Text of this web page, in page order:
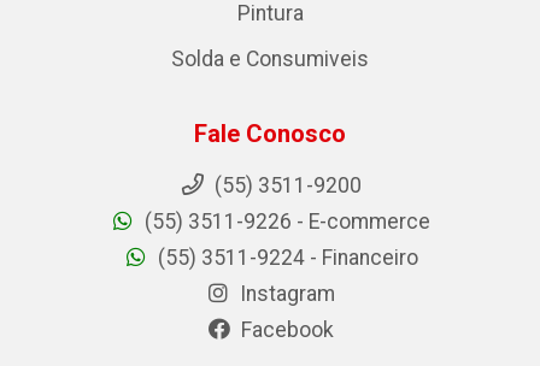
Pintura
Solda e Consumiveis
Fale Conosco
(55) 3511-9200
(55) 3511-9226 - E-commerce
(55) 3511-9224 - Financeiro
Instagram
Facebook